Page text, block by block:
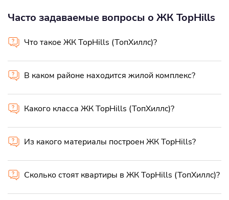
Часто задаваемые вопросы о ЖК TopHills
Что такое ЖК TopHills (ТопХиллc)?
В каком районе находится жилой комплекс?
Какого класса ЖК TopHills (ТопХиллc)?
Из какого материалы построен ЖК TopHills?
Сколько стоят квартиры в ЖК TopHills (ТопХиллc)?